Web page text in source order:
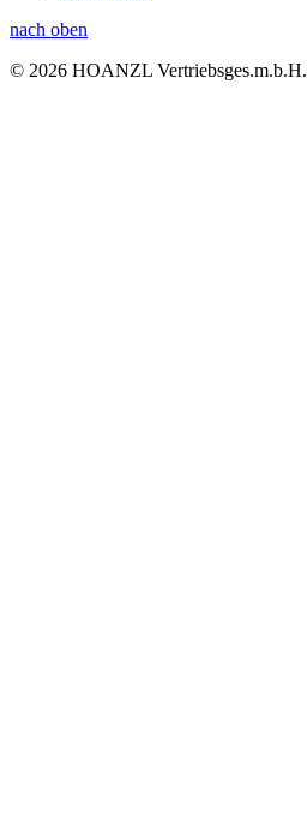
nach oben
© 2026 HOANZL Vertriebsges.m.b.H.